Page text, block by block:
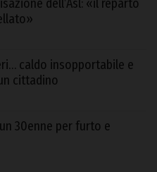
dell’Asl: «il reparto
caldo insopportabile e
cittadino
30enne per furto e